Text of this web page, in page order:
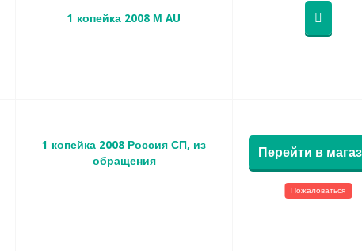
1 копейка 2008 М AU
1 копейка 2008 Россия СП, из
обращения
Перейти в
Пожаловаться